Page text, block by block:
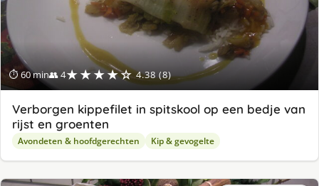
⏱ 60 min👥 4★★★★☆ 4.38 (8)
Verborgen kippefilet in spitskool op een bedje van
rijst en groenten
Avondeten & hoofdgerechten Kip & gevogelte